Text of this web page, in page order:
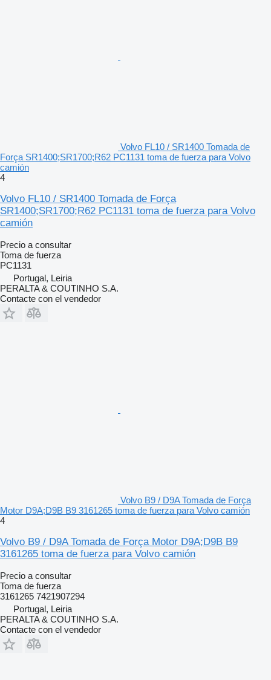
Volvo FL10 / SR1400 Tomada de
Força SR1400;SR1700;R62 PC1131 toma de fuerza para Volvo
camión
4
Volvo FL10 / SR1400 Tomada de Força
SR1400;SR1700;R62 PC1131 toma de fuerza para Volvo
camión
Precio a consultar
Toma de fuerza
PC1131
Portugal, Leiria
PERALTA & COUTINHO S.A.
Contacte con el vendedor
Volvo B9 / D9A Tomada de Força
Motor D9A;D9B B9 3161265 toma de fuerza para Volvo camión
4
Volvo B9 / D9A Tomada de Força Motor D9A;D9B B9
3161265 toma de fuerza para Volvo camión
Precio a consultar
Toma de fuerza
3161265 7421907294
Portugal, Leiria
PERALTA & COUTINHO S.A.
Contacte con el vendedor